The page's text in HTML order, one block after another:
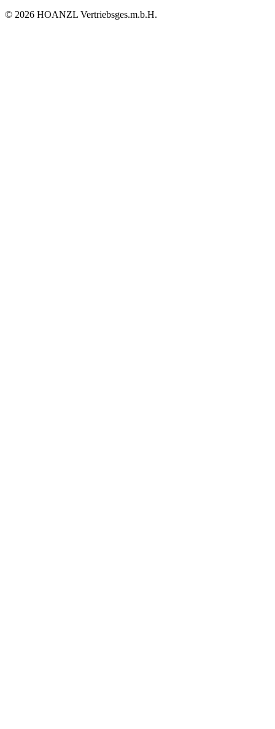
© 2026 HOANZL Vertriebsges.m.b.H.